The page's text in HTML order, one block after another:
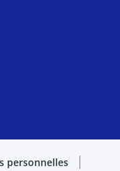
personnelles